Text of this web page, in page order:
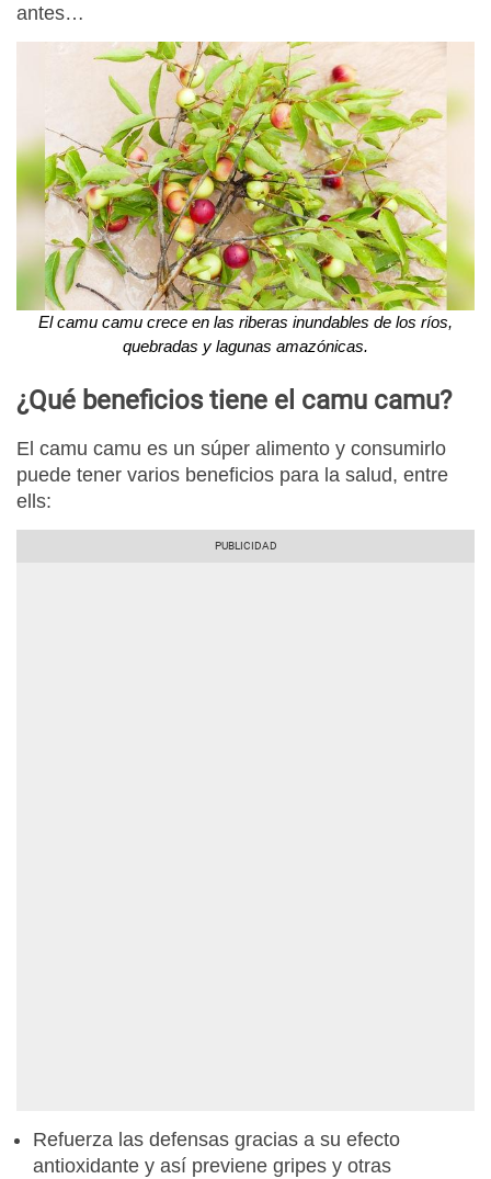
antes…
El camu camu crece en las riberas inundables de los ríos,
quebradas y lagunas amazónicas.
¿Qué beneficios tiene el camu camu?
El camu camu es un súper alimento y consumirlo
puede tener varios beneficios para la salud, entre
ells:
Refuerza las defensas gracias a su efecto
antioxidante y así previene gripes y otras